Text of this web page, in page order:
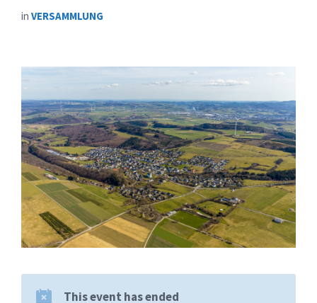
in VERSAMMLUNG
This event has ended